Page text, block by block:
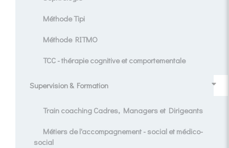
Méthode Tipi
Méthode RITMO
TCC - thérapie cognitive et comportementale
Supervision & Formation
Train coaching Cadres, Managers et Dirigeants
Métiers de l'accompagnement - social et médico-
social